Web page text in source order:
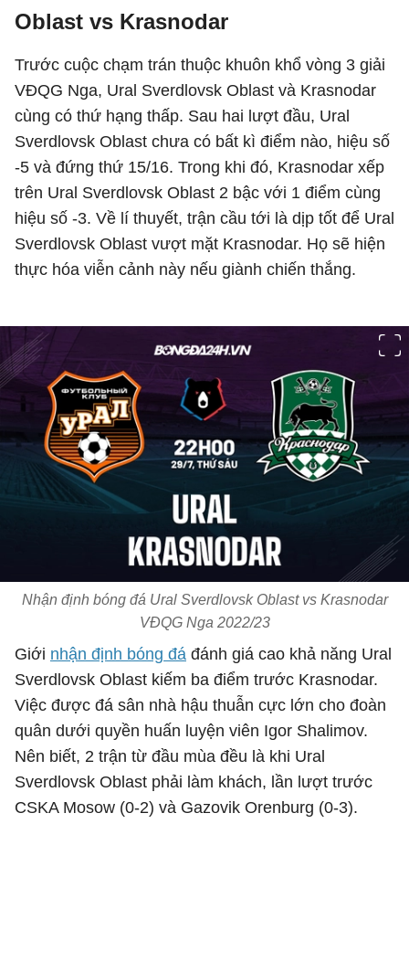
Oblast vs Krasnodar
Trước cuộc chạm trán thuộc khuôn khổ vòng 3 giải
VĐQG Nga, Ural Sverdlovsk Oblast và Krasnodar
cùng có thứ hạng thấp. Sau hai lượt đầu, Ural
Sverdlovsk Oblast chưa có bất kì điểm nào, hiệu số
-5 và đứng thứ 15/16. Trong khi đó, Krasnodar xếp
trên Ural Sverdlovsk Oblast 2 bậc với 1 điểm cùng
hiệu số -3. Về lí thuyết, trận cầu tới là dịp tốt để Ural
Sverdlovsk Oblast vượt mặt Krasnodar. Họ sẽ hiện
thực hóa viễn cảnh này nếu giành chiến thắng.
Nhận định bóng đá Ural Sverdlovsk Oblast vs Krasnodar
VĐQG Nga 2022/23
Giới nhận định bóng đá đánh giá cao khả năng Ural
Sverdlovsk Oblast kiếm ba điểm trước Krasnodar.
Việc được đá sân nhà hậu thuẫn cực lớn cho đoàn
quân dưới quyền huấn luyện viên Igor Shalimov.
Nên biết, 2 trận từ đầu mùa đều là khi Ural
Sverdlovsk Oblast phải làm khách, lần lượt trước
CSKA Mosow (0-2) và Gazovik Orenburg (0-3).